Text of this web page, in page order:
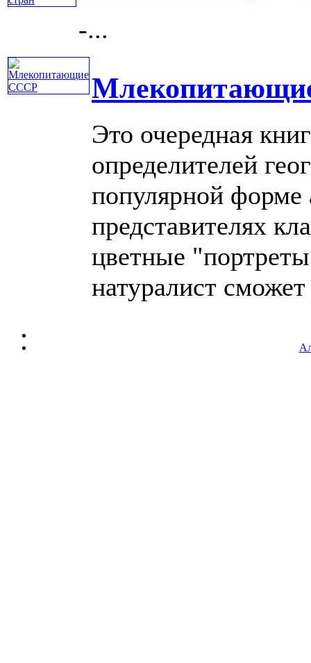
-...
Это очередная
определителей
популярной форме
представителях
цветные
натуралист